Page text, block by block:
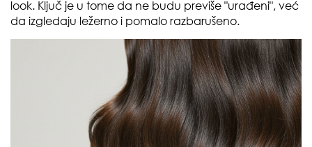
look. Ključ je u tome da ne budu previše "urađeni", već
da izgledaju ležerno i pomalo razbarušeno.